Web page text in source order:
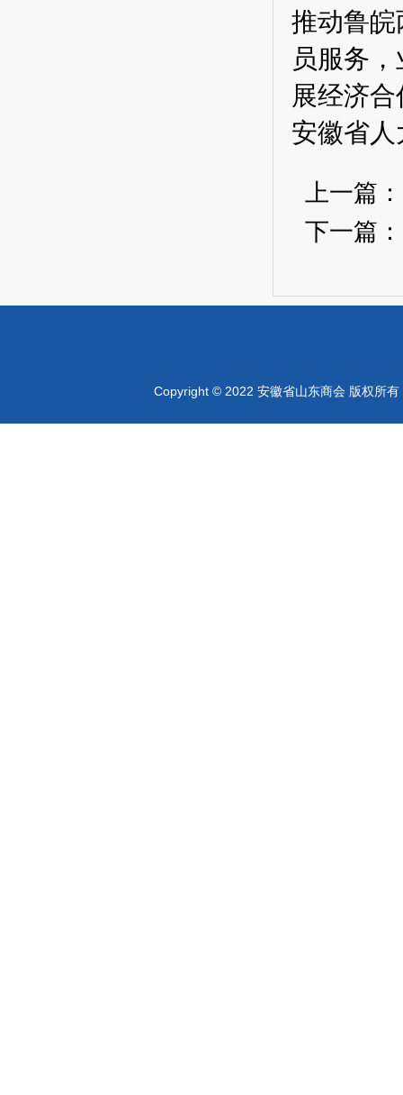
推动鲁
员服务
展经济
安徽省
上一篇
下一篇
Copyright © 2022 安徽省山东商会 版权